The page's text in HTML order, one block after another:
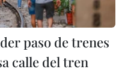
paso de trenes
calle del tren